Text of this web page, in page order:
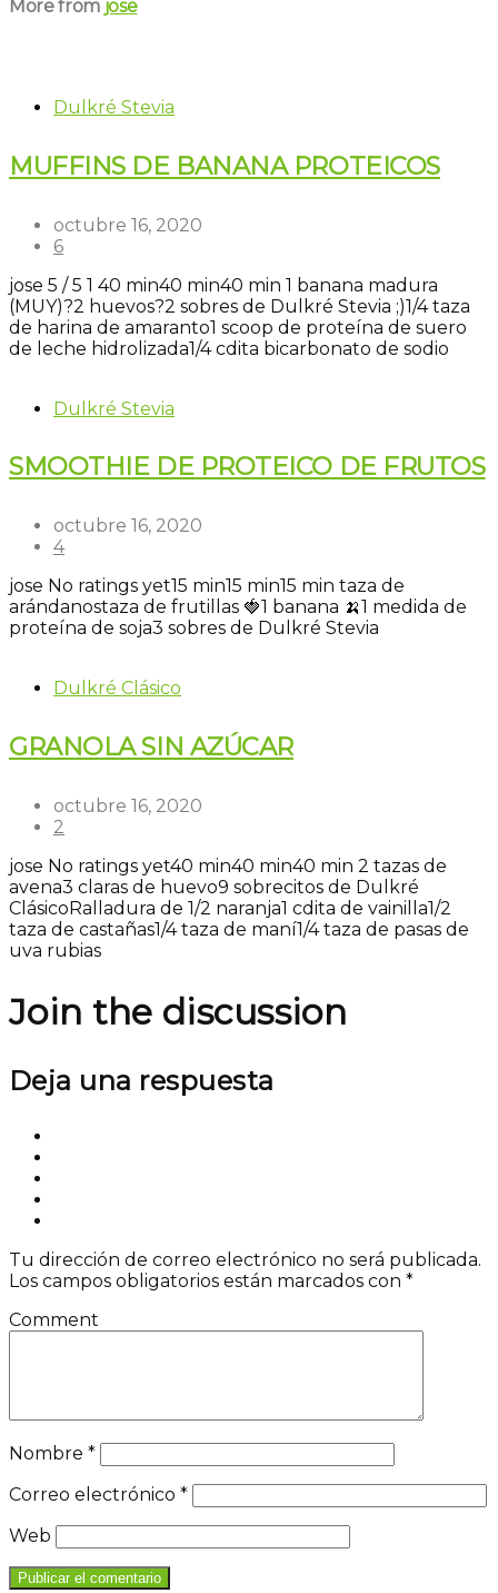
More from jose
Dulkré Stevia
MUFFINS DE BANANA PROTEICOS
octubre 16, 2020
6
jose 5 /5 1 40 min40 min40 min 1 banana madura
(MUY)?2 huevos?2 sobres de Dulkré Stevia ;)1/4 taza
de harina de amaranto1 scoop de proteína de suero
de leche hidrolizada1/4 cdita bicarbonato de sodio
Dulkré Stevia
SMOOTHIE DE PROTEICO DE FRUTOS
octubre 16, 2020
4
jose No ratings yet15 min15 min15 min taza de
arándanostaza de frutillas 🍓1 banana 🍌1 medida de
proteína de soja3 sobres de Dulkré Stevia
Dulkré Clásico
GRANOLA SIN AZÚCAR
octubre 16, 2020
2
jose No ratings yet40 min40 min40 min 2 tazas de
avena3 claras de huevo9 sobrecitos de Dulkré
ClásicoRalladura de 1/2 naranja1 cdita de vainilla1/2
taza de castañas1/4 taza de maní1/4 taza de pasas de
uva rubias
Join the discussion
Deja una respuesta
Tu dirección de correo electrónico no será publicada.
Los campos obligatorios están marcados con *
Comment
Nombre *
Correo electrónico *
Web